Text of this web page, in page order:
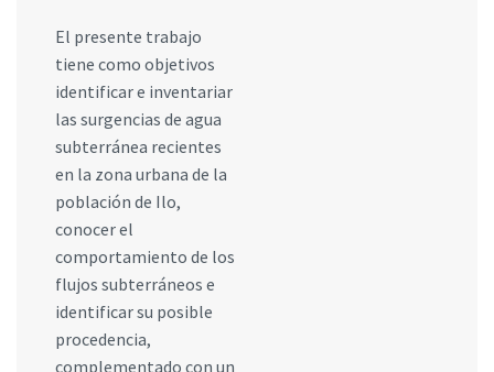
El presente trabajo
tiene como objetivos
identificar e inventariar
las surgencias de agua
subterránea recientes
en la zona urbana de la
población de Ilo,
conocer el
comportamiento de los
flujos subterráneos e
identificar su posible
procedencia,
complementado con un